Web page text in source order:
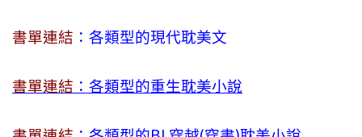
書單連結 ：各類型的現代耽美文
書單連結 ：各類型的重生耽美小說